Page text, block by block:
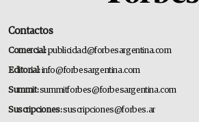
Contactos
Comercial:publicidad@forbesargentina.com
Editorial:info@forbesargentina.com
Summit:summitforbes@forbesargentina.com
Suscripciones:suscripciones@forbes.ar